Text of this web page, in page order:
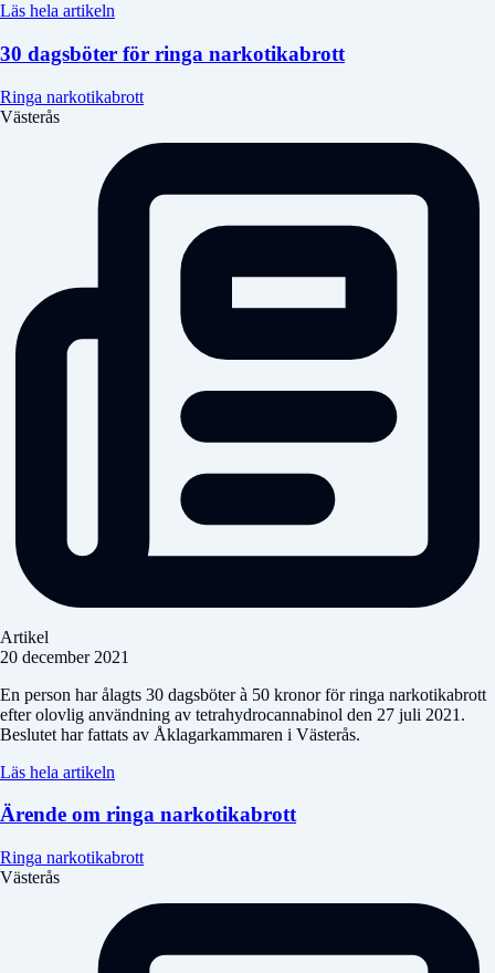
Läs hela artikeln
30 dagsböter för ringa narkotikabrott
Ringa narkotikabrott
Västerås
Artikel
20 december 2021
En person har ålagts 30 dagsböter à 50 kronor för ringa narkotikabrott
efter olovlig användning av tetrahydrocannabinol den 27 juli 2021.
Beslutet har fattats av Åklagarkammaren i Västerås.
Läs hela artikeln
Ärende om ringa narkotikabrott
Ringa narkotikabrott
Västerås